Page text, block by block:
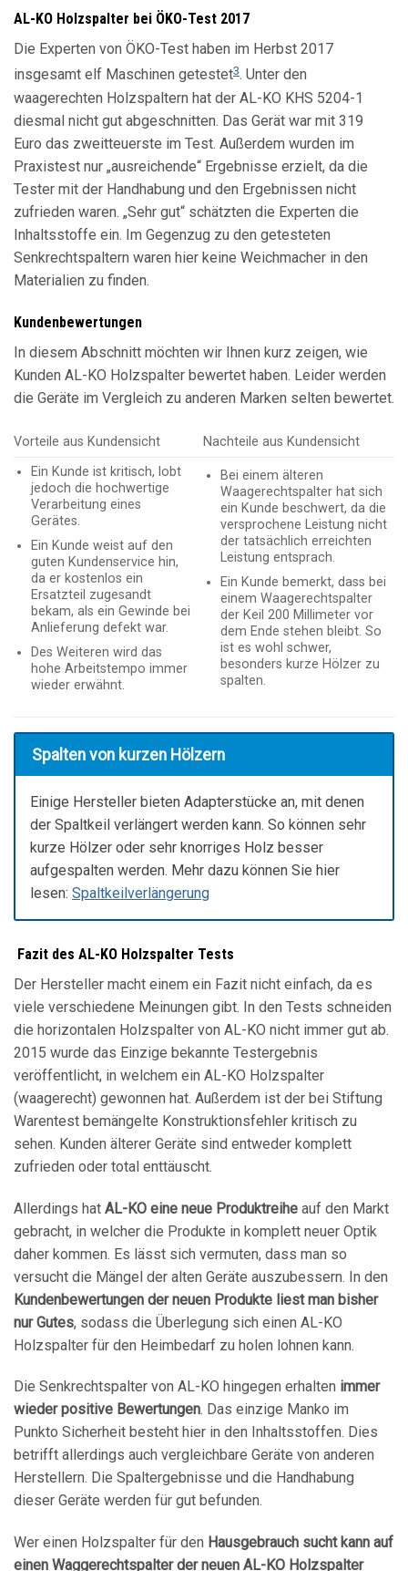
AL-KO Holzspalter bei ÖKO-Test 2017
Die Experten von ÖKO-Test haben im Herbst 2017
insgesamt elf Maschinen getestet3. Unter den
waagerechten Holzspaltern hat der AL-KO KHS 5204-1
diesmal nicht gut abgeschnitten. Das Gerät war mit 319
Euro das zweitteuerste im Test. Außerdem wurden im
Praxistest nur „ausreichende“ Ergebnisse erzielt, da die
Tester mit der Handhabung und den Ergebnissen nicht
zufrieden waren. „Sehr gut“ schätzten die Experten die
Inhaltsstoffe ein. Im Gegenzug zu den getesteten
Senkrechtspaltern waren hier keine Weichmacher in den
Materialien zu finden.
Kundenbewertungen
In diesem Abschnitt möchten wir Ihnen kurz zeigen, wie
Kunden AL-KO Holzspalter bewertet haben. Leider werden
die Geräte im Vergleich zu anderen Marken selten bewertet.
Vorteile aus Kundensicht
Nachteile aus Kundensicht
Ein Kunde ist kritisch, lobt
jedoch die hochwertige
Verarbeitung eines
Gerätes.
Ein Kunde weist auf den
guten Kundenservice hin,
da er kostenlos ein
Ersatzteil zugesandt
bekam, als ein Gewinde bei
Anlieferung defekt war.
Des Weiteren wird das
hohe Arbeitstempo immer
wieder erwähnt.
Bei einem älteren
Waagerechtspalter hat sich
ein Kunde beschwert, da die
versprochene Leistung nicht
der tatsächlich erreichten
Leistung entsprach.
Ein Kunde bemerkt, dass bei
einem Waagerechtspalter
der Keil 200 Millimeter vor
dem Ende stehen bleibt. So
ist es wohl schwer,
besonders kurze Hölzer zu
spalten.
Spalten von kurzen Hölzern
Einige Hersteller bieten Adapterstücke an, mit denen
der Spaltkeil verlängert werden kann. So können sehr
kurze Hölzer oder sehr knorriges Holz besser
aufgespalten werden. Mehr dazu können Sie hier
lesen: Spaltkeilverlängerung
Fazit des AL-KO Holzspalter Tests
Der Hersteller macht einem ein Fazit nicht einfach, da es
viele verschiedene Meinungen gibt. In den Tests schneiden
die horizontalen Holzspalter von AL-KO nicht immer gut ab.
2015 wurde das Einzige bekannte Testergebnis
veröffentlicht, in welchem ein AL-KO Holzspalter
(waagerecht) gewonnen hat. Außerdem ist der bei Stiftung
Warentest bemängelte Konstruktionsfehler kritisch zu
sehen. Kunden älterer Geräte sind entweder komplett
zufrieden oder total enttäuscht.
Allerdings hat AL-KO eine neue Produktreihe auf den Markt
gebracht, in welcher die Produkte in komplett neuer Optik
daher kommen. Es lässt sich vermuten, dass man so
versucht die Mängel der alten Geräte auszubessern. In den
Kundenbewertungen der neuen Produkte liest man bisher
nur Gutes, sodass die Überlegung sich einen AL-KO
Holzspalter für den Heimbedarf zu holen lohnen kann.
Die Senkrechtspalter von AL-KO hingegen erhalten immer
wieder positive Bewertungen. Das einzige Manko im
Punkto Sicherheit besteht hier in den Inhaltsstoffen. Dies
betrifft allerdings auch vergleichbare Geräte von anderen
Herstellern. Die Spaltergebnisse und die Handhabung
dieser Geräte werden für gut befunden.
Wer einen Holzspalter für den Hausgebrauch sucht kann auf
einen Waggerechtspalter der neuen AL-KO Holzspalter